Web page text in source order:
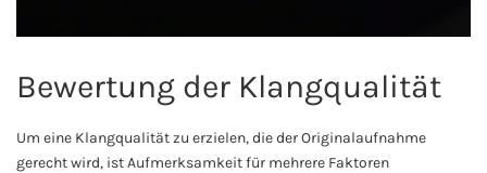
Bewertung der Klangqualität
Um eine Klangqualität zu erzielen, die der Originalaufnahme
gerecht wird, ist Aufmerksamkeit für mehrere Faktoren